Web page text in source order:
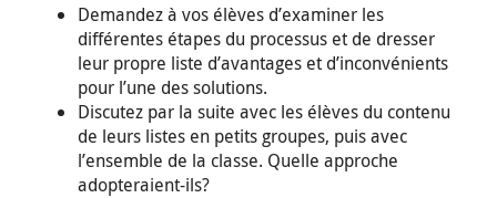
Demandez à vos élèves d’examiner les
différentes étapes du processus et de dresser
leur propre liste d’avantages et d’inconvénients
pour l’une des solutions.
Discutez par la suite avec les élèves du contenu
de leurs listes en petits groupes, puis avec
l’ensemble de la classe. Quelle approche
adopteraient-ils?